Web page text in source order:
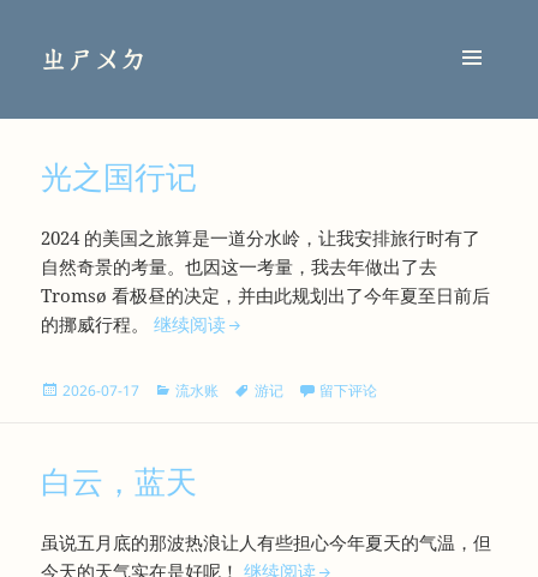
ㄓㄕㄨㄉ
挂件
光之国行记
2024 的美国之旅算是一道分水岭，让我安排旅行时有了
自然奇景的考量。也因这一考量，我去年做出了去
Tromsø 看极昼的决定，并由此规划出了今年夏至日前后
的挪威行程。继续阅读光之国行记
发
2026-07-17
分
流水账
标
游记 于光之国行记
留下评论
白云，蓝天
虽说五月底的那波热浪让人有些担心今年夏天的气温，但
今天的天气实在是好呢！继续阅读白云，蓝天